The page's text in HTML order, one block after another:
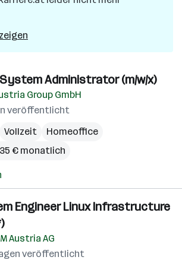
Administrator (m/w/x)
Group GmbH
veröffentlicht
Vollzeit
Homeoffice
€ monatlich
Engineer Linux Infrastructure
Austria AG
veröffentlicht